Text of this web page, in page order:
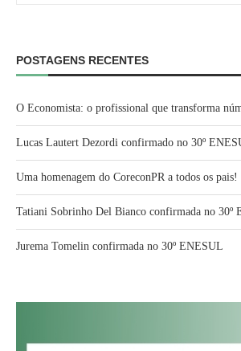
POSTAGENS RECENTES
O Economista: o profissional que transforma
Lucas Lautert Dezordi confirmado no 30º
Uma homenagem do CoreconPR a todos os pais!
Tatiani Sobrinho Del Bianco confirmada no 30º
Jurema Tomelin confirmada no 30º ENESUL